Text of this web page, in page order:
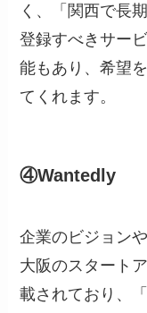
く、「関西で長
登録すべきサー
能もあり、希望
てくれます。
④Wantedly
企業のビジョン
大阪のスタート
載されており、